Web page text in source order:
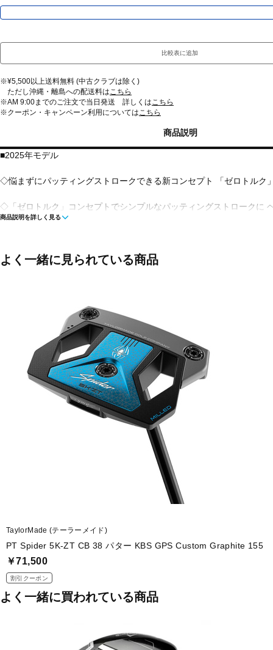
比較表に追加
※¥5,500以上送料無料 (中古クラブは除く)
ただし沖縄・離島への配送料は こちら
※AM 9:00までのご注文で当日発送 詳しくは こちら
※クーポン・キャンペーン利用については こちら
商品説明
■2025年モデル
◇悩まずにパッティングストロークできる新コンセプト 「ゼロトルク
◇「ゼロトルク」コンセプトでシンプルなパッティングストロークに
「距離感」に集中しやすい
◇3種類の長さタイプ設定 スタンダード(33、34インチ)、カウンター
スタイルに対応
■左右：右
■ヘッド素材・製法(フェース)：ブラックカラー PURE ROLL(ピュア
■ヘッド素材・製法：ソフトステンレススチール (303SS) フロント
■シャフト名：KBS GPS Custom Graphite 155
■ロフト角(度)：2.5
■ライ角(度)：70
商品説明を詳しく見る
よく一緒に見られている商品
TaylorMade (テーラーメイド)
PT Spider 5K-ZT CB 38 パター KBS GPS Custom Graphite 155
￥71,500
割引クーポン
よく一緒に買われている商品